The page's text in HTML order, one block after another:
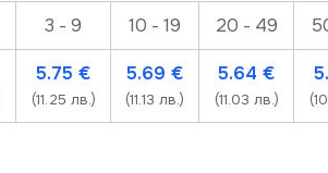
3 - 9 10 - 19 20 - 49
5.75 €
(11.25 лв.)
5.69 €
(11.13 лв.)
5.64 €
(11.03 лв.)